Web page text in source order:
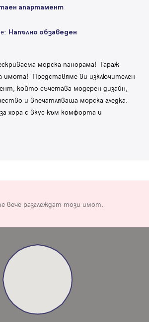
апартамент
Напълно обзаведен
морска панорама! Гараж
имота! Представяме ви изключителен
който съчетава модерен дизайн,
и впечатляваща морска гледка.
хора с вкус към комфорта и
вече разглеждат този имот.